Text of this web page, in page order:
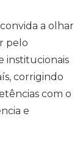
a olhar
pelo
institucionais
corrigindo
com o
e